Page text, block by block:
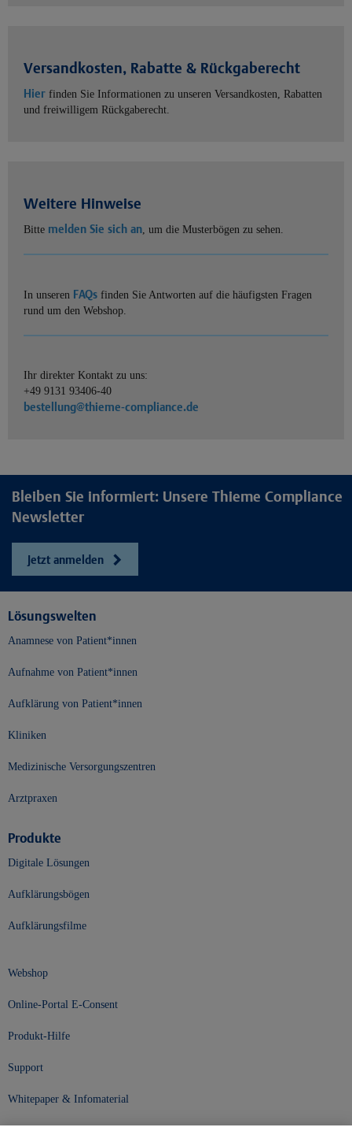
Versandkosten, Rabatte & Rückgaberecht
Hier finden Sie Informationen zu unseren Versandkosten, Rabatten
und freiwilligem Rückgaberecht.
Weitere Hinweise
Bitte melden Sie sich an, um die Musterbögen zu sehen.
In unseren FAQs finden Sie Antworten auf die häufigsten Fragen
rund um den Webshop.
Ihr direkter Kontakt zu uns:
+49 9131 93406-40
bestellung@thieme-compliance.de
Bleiben Sie informiert: Unsere Thieme Compliance
Newsletter
Jetzt anmelden
Lösungswelten
Anamnese von Patient*innen
Aufnahme von Patient*innen
Aufklärung von Patient*innen
Kliniken
Medizinische Versorgungszentren
Arztpraxen
Produkte
Digitale Lösungen
Aufklärungsbögen
Aufklärungsfilme
Webshop
Online-Portal E-Consent
Produkt-Hilfe
Support
Whitepaper & Infomaterial